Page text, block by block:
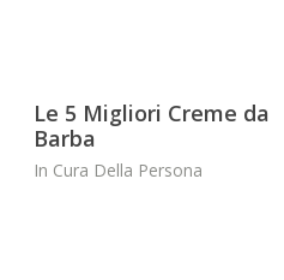
Le 5 Migliori Creme da
Barba
In Cura Della Persona